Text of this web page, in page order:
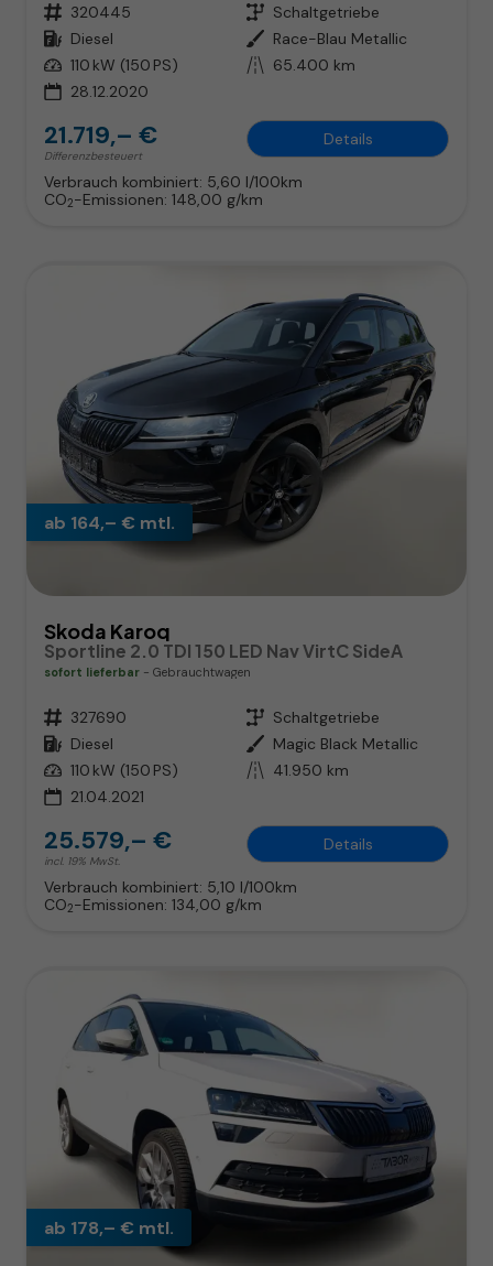
Fahrzeugnr. 320445 Getriebe Schaltgetriebe
Kraftstoff Diesel Außenfarbe Race-Blau Metallic
Leistung 110 kW (150 PS) Kilometerstand 65.400 km
28.12.2020
21.719,– €
Differenzbesteuert
Details
Verbrauch kombiniert: 5,60 l/100km
CO2-Emissionen: 148,00 g/km
ab 164,– € mtl.
Skoda Karoq
Sportline 2.0 TDI 150 LED Nav VirtC SideA
sofort lieferbar Gebrauchtwagen
Fahrzeugnr. 327690 Getriebe Schaltgetriebe
Kraftstoff Diesel Außenfarbe Magic Black Metallic
Leistung 110 kW (150 PS) Kilometerstand 41.950 km
21.04.2021
25.579,– €
incl. 19% MwSt.
Details
Verbrauch kombiniert: 5,10 l/100km
CO2-Emissionen: 134,00 g/km
ab 178,– € mtl.